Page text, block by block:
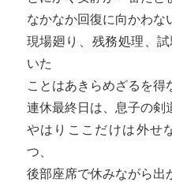
なかなか回復に向かわな
現場廻り、残務処理、
いた
ことはあきらめざるを得
連休最終日は、息子の剣
やはりここだけは外
つ、
後部座席で休みながら出